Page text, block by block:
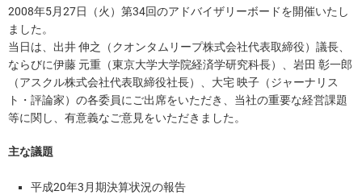
2008年5月27日（火）第34回のアドバイザリーボードを開催いたし
ました。
当日は、出井 伸之（クオンタムリープ株式会社代表取締役）議長、
ならびに伊藤 元重（東京大学大学院経済学研究科長）、岩田 彰一郎
（アスクル株式会社代表取締役社長）、大宅 映子（ジャーナリス
ト・評論家）の各委員にご出席をいただき、当社の重要な経営課題
等に関し、有意義なご意見をいただきました。
主な議題
平成20年3月期決算状況の報告
サステナビリティ情報
イノベーション
採用情報